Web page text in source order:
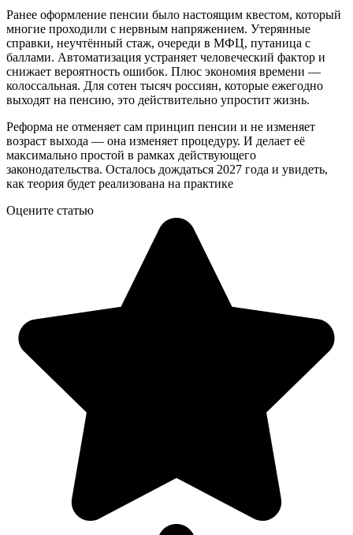
Ранее оформление пенсии было настоящим квестом, который
многие проходили с нервным напряжением. Утерянные
справки, неучтённый стаж, очереди в МФЦ, путаница с
баллами. Автоматизация устраняет человеческий фактор и
снижает вероятность ошибок. Плюс экономия времени —
колоссальная. Для сотен тысяч россиян, которые ежегодно
выходят на пенсию, это действительно упростит жизнь.
Реформа не отменяет сам принцип пенсии и не изменяет
возраст выхода — она изменяет процедуру. И делает её
максимально простой в рамках действующего
законодательства. Осталось дождаться 2027 года и увидеть,
как теория будет реализована на практике
Оцените статью